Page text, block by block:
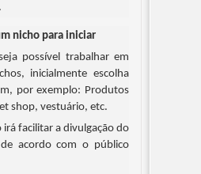
nicho para iniciar
possível trabalhar em
inicialmente escolha
por exemplo: Produtos
shop, vestuário, etc.
irá facilitar a divulgação do
acordo com o público